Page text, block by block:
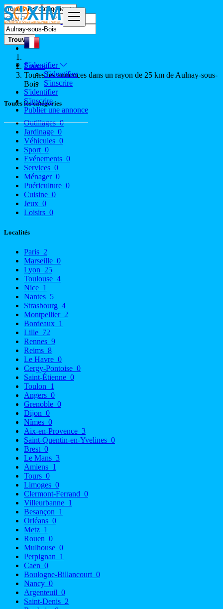
S'identifier
S'identifier
S'inscrire
S'identifier
S'inscrire
Publier une annonce
Trouver
France
Toutes les annonces dans un rayon de 25 km de Aulnay-sous-
Bois
Toutes les catégories
Outillages0
Jardinage 0
Véhicules 0
Sport 0
Evénements 0
Services 0
Ménager 0
Puériculture 0
Cuisine 0
Jeux 0
Loisirs 0
Localités
Paris 2
Marseille 0
Lyon 25
Toulouse 4
Nice 1
Nantes 5
Strasbourg 4
Montpellier 2
Bordeaux 1
Lille 72
Rennes 9
Reims 8
Le Havre 0
Cergy-Pontoise 0
Saint-Étienne 0
Toulon 1
Angers 0
Grenoble 0
Dijon 0
Nîmes 0
Aix-en-Provence 3
Saint-Quentin-en-Yvelines 0
Brest 0
Le Mans 3
Amiens 1
Tours 0
Limoges 0
Clermont-Ferrand 0
Villeurbanne 1
Besançon 1
Orléans 0
Metz 1
Rouen 0
Mulhouse 0
Perpignan 1
Caen 0
Boulogne-Billancourt 0
Nancy 0
Argenteuil 0
Saint-Denis 2